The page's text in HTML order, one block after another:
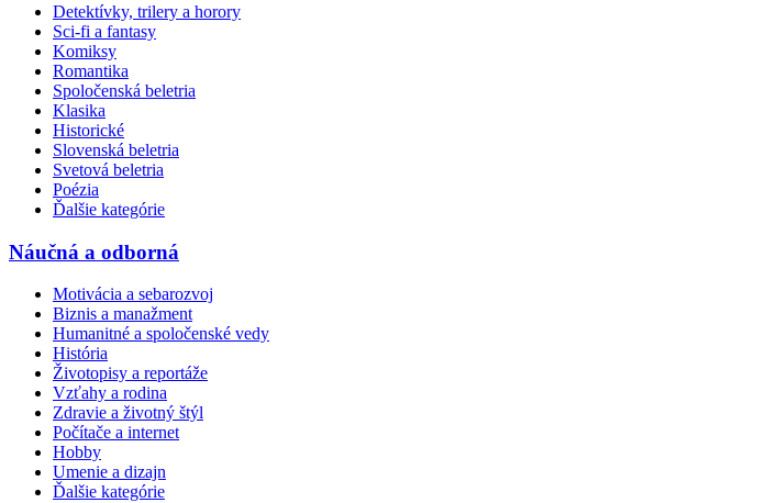
Detektívky, trilery a horory
Sci-fi a fantasy
Komiksy
Romantika
Spoločenská beletria
Klasika
Historické
Slovenská beletria
Svetová beletria
Poézia
Ďalšie kategórie
Náučná a odborná
Motivácia a sebarozvoj
Biznis a manažment
Humanitné a spoločenské vedy
História
Životopisy a reportáže
Vzťahy a rodina
Zdravie a životný štýl
Počítače a internet
Hobby
Umenie a dizajn
Ďalšie kategórie